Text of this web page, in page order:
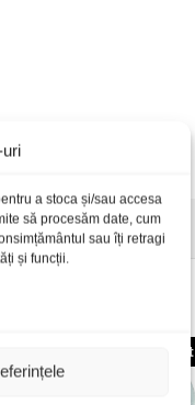
a stoca și/sau accesa
să procesăm date, cum
sau îți retragi
și funcții.
Stoc epuizat